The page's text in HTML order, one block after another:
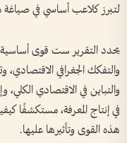
لتبرز كلاعب أساسي في صياغة
يحدد التقرير ست قوى أساسية
والتفكك الجغرافي الاقتصادي،
والتباين في الاقتصادي
في إنتاج المعرفة، مستكشفًا
هذه القوى وتأثيرها عليها.